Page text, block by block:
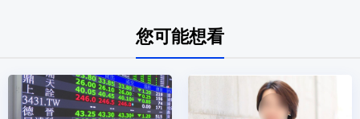
您可能想看